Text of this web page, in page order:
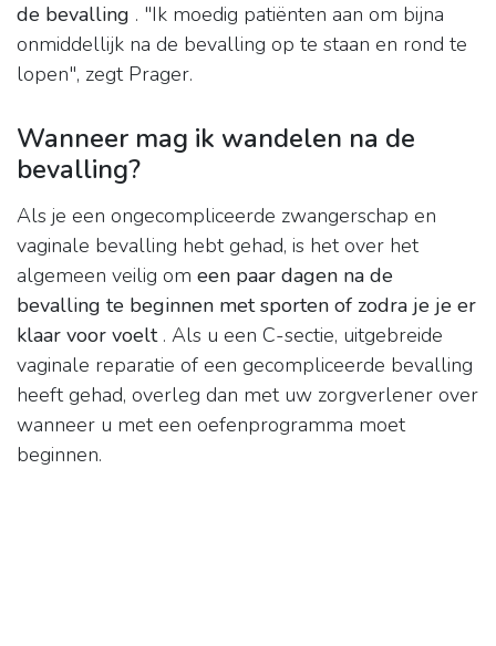
de bevalling . "Ik moedig patiënten aan om bijna
onmiddellijk na de bevalling op te staan ​​​​en rond te
lopen", zegt Prager.
Wanneer mag ik wandelen na de
bevalling?
Als je een ongecompliceerde zwangerschap en
vaginale bevalling hebt gehad, is het over het
algemeen veilig om een ​​paar dagen na de
bevalling te beginnen met sporten of zodra je je er
klaar voor voelt. Als u een C-sectie, uitgebreide
vaginale reparatie of een gecompliceerde bevalling
heeft gehad, overleg dan met uw zorgverlener over
wanneer u met een oefenprogramma moet
beginnen.